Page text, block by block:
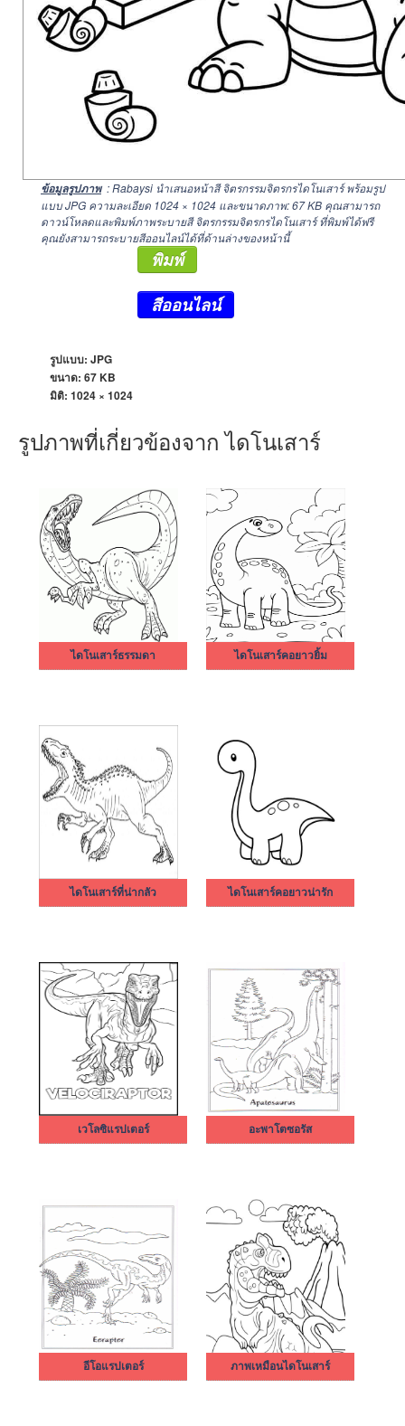
ข้อมูลรูปภาพ : Rabaysi นำเสนอหน้าสี จิตรกรรมจิตรกรไดโนเสาร์ พร้อมรูป
แบบ JPG ความละเอียด 1024 × 1024 และขนาดภาพ: 67 KB คุณสามารถ
ดาวน์โหลดและพิมพ์ภาพระบายสี จิตรกรรมจิตรกรไดโนเสาร์ ที่พิมพ์ได้ฟรี
คุณยังสามารถระบายสีออนไลน์ได้ที่ด้านล่างของหน้านี้
พิมพ์
สีออนไลน์
รูปแบบ: JPG
ขนาด: 67 KB
มิติ: 1024 × 1024
รูปภาพที่เกี่ยวข้องจาก ไดโนเสาร์
ไดโนเสาร์ธรรมดา ไดโนเสาร์คอยาวยิ้ม
ไดโนเสาร์ที่น่ากลัว ไดโนเสาร์คอยาวน่ารัก
เวโลซิแรปเตอร์ อะพาโตซอรัส
อีโอแรปเตอร์ ภาพเหมือนไดโนเสาร์